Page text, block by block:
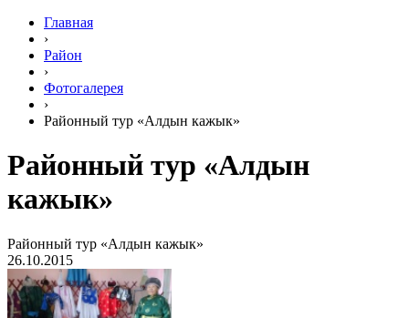
Главная
›
Район
›
Фотогалерея
›
Районный тур «Алдын кажык»
Районный тур «Алдын
кажык»
Районный тур «Алдын кажык»
26.10.2015